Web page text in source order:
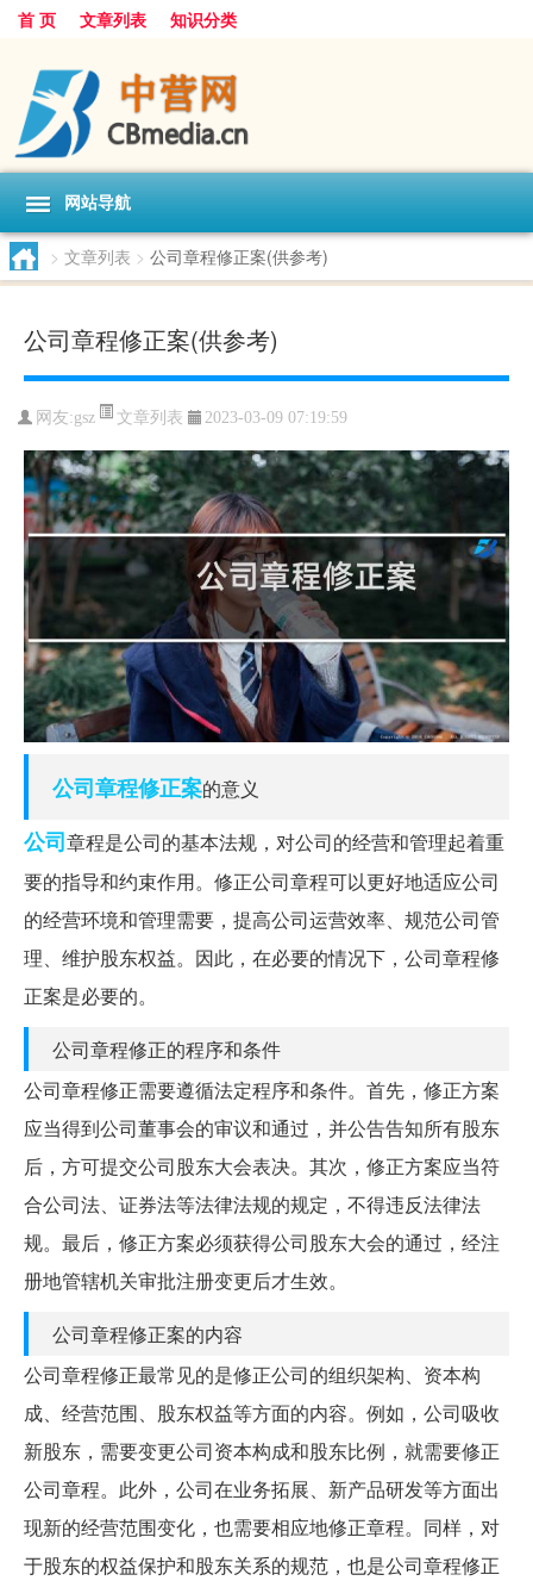
首 页 文章列表 知识分类
网站导航
> 文章列表 > 公司章程修正案(供参考)
公司章程修正案(供参考)
网友:gsz 文章列表 2023-03-09 07:19:59
公司章程修正案的意义
公司章程是公司的基本法规，对公司的经营和管理起着重
要的指导和约束作用。修正公司章程可以更好地适应公司
的经营环境和管理需要，提高公司运营效率、规范公司管
理、维护股东权益。因此，在必要的情况下，公司章程修
正案是必要的。
公司章程修正的程序和条件
公司章程修正需要遵循法定程序和条件。首先，修正方案
应当得到公司董事会的审议和通过，并公告告知所有股东
后，方可提交公司股东大会表决。其次，修正方案应当符
合公司法、证券法等法律法规的规定，不得违反法律法
规。最后，修正方案必须获得公司股东大会的通过，经注
册地管辖机关审批注册变更后才生效。
公司章程修正案的内容
公司章程修正最常见的是修正公司的组织架构、资本构
成、经营范围、股东权益等方面的内容。例如，公司吸收
新股东，需要变更公司资本构成和股东比例，就需要修正
公司章程。此外，公司在业务拓展、新产品研发等方面出
现新的经营范围变化，也需要相应地修正章程。同样，对
于股东的权益保护和股东关系的规范，也是公司章程修正